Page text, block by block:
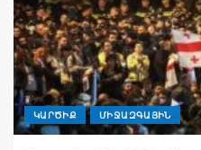
ԿԱՐԾԻՔ ՄԻՋԱԶԳԱՅԻՆ